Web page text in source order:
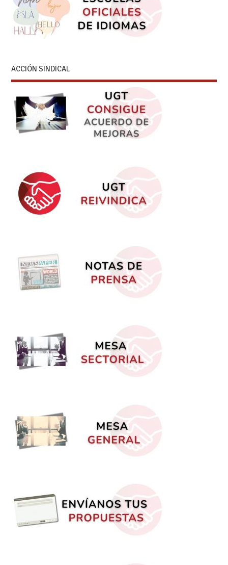
ACCIÓN SINDICAL